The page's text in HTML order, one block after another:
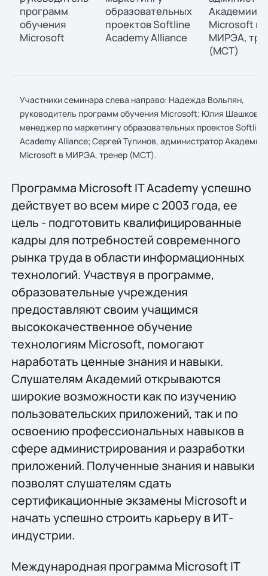
Участники семинара слева направо: Надежда Вольпян,
руководитель программ обучения Microsoft; Юлия Шашкова,
менеджер по маркетингу образовательных проектов Softline
Academy Alliance; Сергей Тулинов, администратор Академии
Microsoft в МИРЭА, тренер (MCT).
Программа Microsoft IT Academy успешно
действует во всем мире с 2003 года, ее
цель - подготовить квалифицированные
кадры для потребностей современного
рынка труда в области информационных
технологий. Участвуя в программе,
образовательные учреждения
предоставляют своим учащимся
высококачественное обучение
технологиям Microsoft, помогают
наработать ценные знания и навыки.
Слушателям Академий открываются
широкие возможности как по изучению
пользовательских приложений, так и по
освоению профессиональных навыков в
сфере администрирования и разработки
приложений. Полученные знания и навыки
позволят слушателям сдать
сертификационные экзамены Microsoft и
начать успешно строить карьеру в ИТ-
индустрии.
Международная программа Microsoft IT